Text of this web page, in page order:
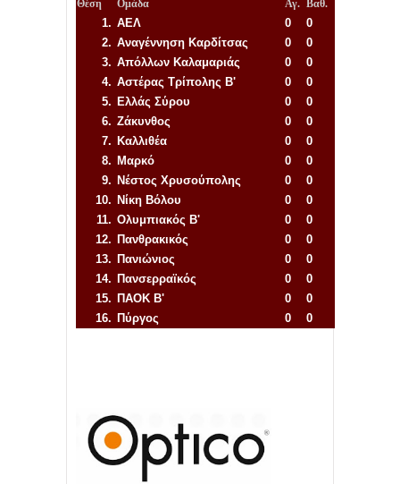
Θέση Ομάδα Αγ. Βαθ.
1. ΑΕΛ 0
0
2. Αναγέννηση Καρδίτσας 0
0
3. Απόλλων Καλαμαριάς 0
0
4. Αστέρας Τρίπολης Β' 0
0
5. Ελλάς Σύρου 0
0
6. Ζάκυνθος 0
0
7. Καλλιθέα 0
0
8. Μαρκό 0
0
9. Νέστος Χρυσούπολης 0
0
10. Νίκη Βόλου 0
0
11. Ολυμπιακός Β' 0
0
12. Πανθρακικός 0
0
13. Πανιώνιος 0
0
14. Πανσερραϊκός 0
0
15. ΠΑΟΚ Β' 0
0
16. Πύργος 0
0